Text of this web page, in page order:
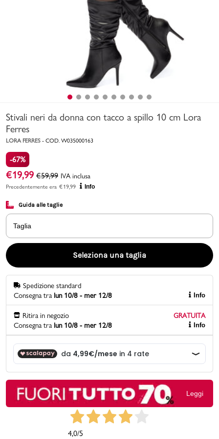
Bambino
Valigie
Marchi
Promo & News
contatti
Gift card
Stivali neri da donna con tacco a spillo 10 cm Lora
Ferres
LORA FERRES - COD. W035000163
-67%
€19,99 €59,99 IVA inclusa
Precedentemente era €19,99 Info
Guida alle taglie
Taglia
Seleziona una taglia
Spedizione standard
Consegna tra lun 10/8 - mer 12/8 Info
Ritira in negozio
GRATUITA
Consegna tra lun 10/8 - mer 12/8 Info
Leggi
4,0/5